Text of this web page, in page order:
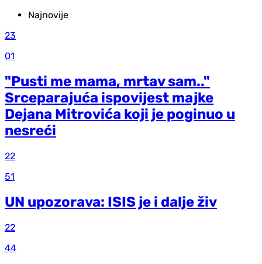
Najnovije
23
01
"Pusti me mama, mrtav sam.."
Srceparajuća ispovijest majke
Dejana Mitrovića koji je poginuo u
nesreći
22
51
UN upozorava: ISIS je i dalje živ
22
44